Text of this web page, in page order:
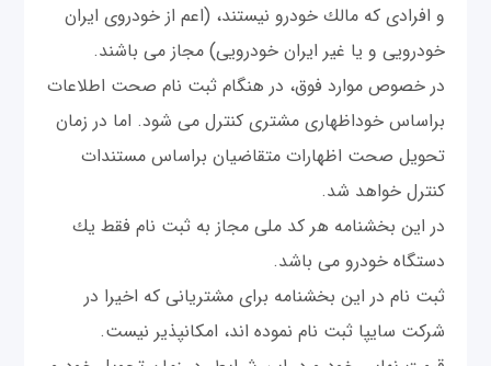
و افرادی كه مالك خودرو نيستند، (اعم از خودروی ايران
خودرويی و يا غير ايران خودرويی) مجاز می باشند.
در خصوص موارد فوق، در هنگام ثبت نام صحت اطلاعات
براساس خوداظهاری مشتری كنترل می شود. اما در زمان
تحويل صحت اظهارات متقاضيان براساس مستندات
كنترل خواهد شد.
در اين بخشنامه هر كد ملی مجاز به ثبت نام فقط يك
دستگاه خودرو می باشد.
ثبت نام در اين بخشنامه برای مشتريانی كه اخيرا در
شركت سايپا ثبت نام نموده اند، امكانپذير نيست.